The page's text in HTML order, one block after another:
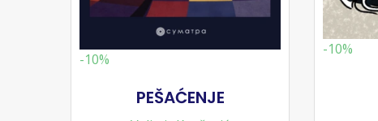
-10%
PEŠAĆENJE
-10%